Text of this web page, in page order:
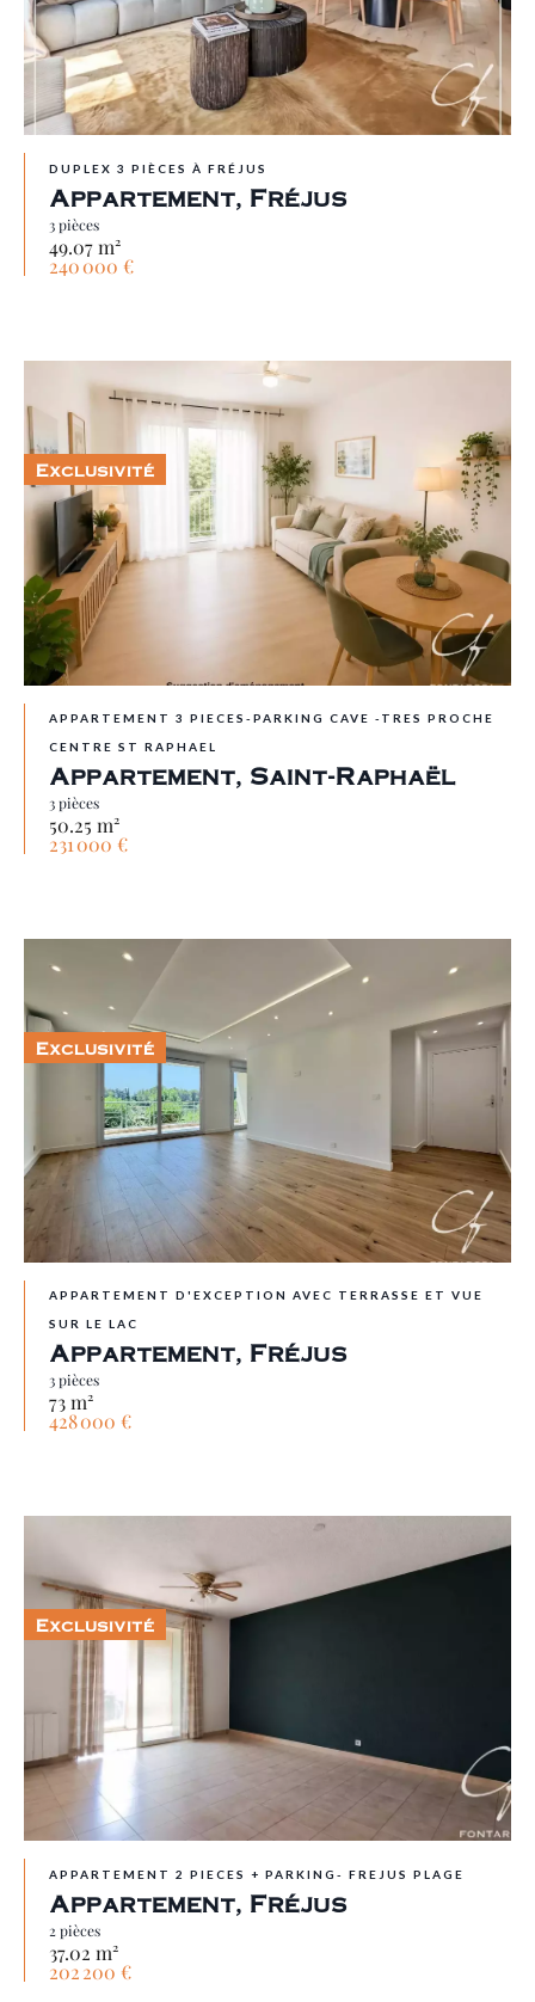
DUPLEX 3 PIÈCES À FRÉJUS
Appartement, Fréjus
3 pièces
49.07 m²
240 000 €
APPARTEMENT 3 PIECES-PARKING CAVE -TRES PROCHE
CENTRE ST RAPHAEL
Appartement, Saint-Raphaël
3 pièces
50.25 m²
231 000 €
Exclusivité
APPARTEMENT D'EXCEPTION AVEC TERRASSE ET VUE
SUR LE LAC
Appartement, Fréjus
3 pièces
73 m²
428 000 €
Exclusivité
APPARTEMENT 2 PIECES + PARKING- FREJUS PLAGE
Appartement, Fréjus
2 pièces
37.02 m²
202 200 €
Exclusivité